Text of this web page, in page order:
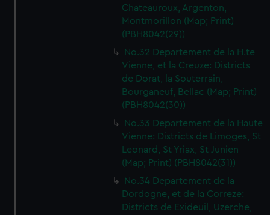
Chateauroux, Argenton,
Montmorillon (Map; Print)
(PBH8042(29))
No.32 Departement de la H.te
Vienne, et la Creuze: Districts
de Dorat, la Souterrain,
Bourganeuf, Bellac (Map; Print)
(PBH8042(30))
No.33 Departement de la Haute
Vienne: Districts de Limoges, St
Leonard, St Yriax, St Junien
(Map; Print) (PBH8042(31))
No.34 Departement de la
Dordogne, et de la Correze:
Districts de Exideuil, Uzerche,